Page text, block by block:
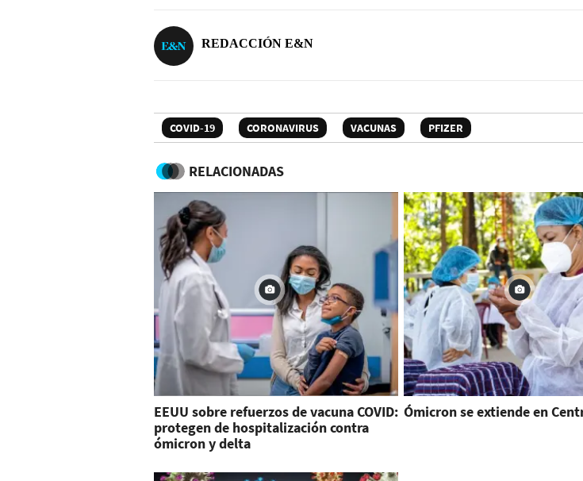
REDACCIÓN E&N
COVID-19 CORONAVIRUS VACUNAS PFIZER
RELACIONADAS
EEUU sobre refuerzos de vacuna COVID:
protegen de hospitalización contra
ómicron y delta
Ómicron se extiende en